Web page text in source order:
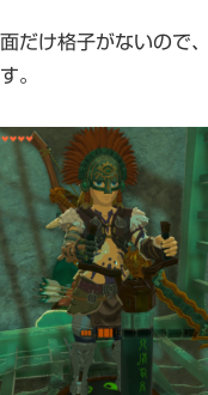
だけ格子がないので
。